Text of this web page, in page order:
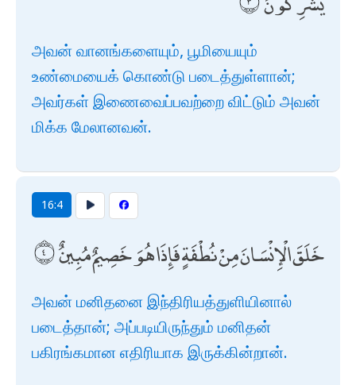
அவன் வானங்களையும், பூமியையும்
உண்மையைக் கொண்டு படைத்துள்ளான்;
அவர்கள் இணைவைப்பவற்றை விட்டும் அவன்
மிக்க மேலானவன்.
16:4
خَلَقَ الْإِنْسَانَ مِنْ نُطْفَةٍ فَإِذَا هُوَ خَصِيمٌ مُبِينٌ
அவன் மனிதனை இந்திரியத்துளியினால்
படைத்தான்; அப்படியிருந்தும் மனிதன்
பகிரங்கமான எதிரியாக இருக்கின்றான்.